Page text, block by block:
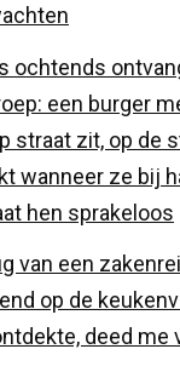
ochtends
een burger
straat zit, op de
wanneer ze bij
hen sprakeloos
van een
op de
deed me